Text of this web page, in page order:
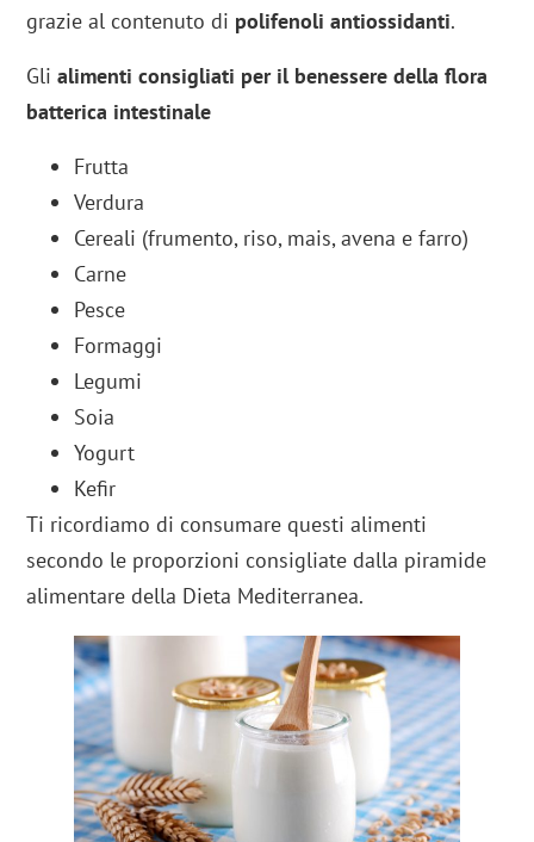
grazie al contenuto di polifenoli antiossidanti.
Glialimenti consigliati per il benessere della flora
batterica intestinale
Frutta
Verdura
Cereali (frumento, riso, mais, avena e farro)
Carne
Pesce
Formaggi
Legumi
Soia
Yogurt
Kefir
Ti ricordiamo di consumare questi alimenti
secondo le proporzioni consigliate dalla piramide
alimentare della Dieta Mediterranea.